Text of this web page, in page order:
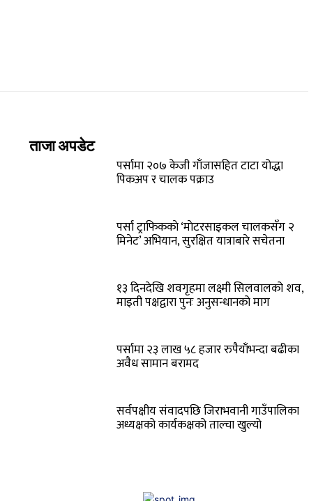
ताजा अपडेट
पर्सामा २०७ केजी गाँजासहित टाटा योद्धा
पिकअप र चालक पक्राउ
पर्सा ट्राफिककाे ‘माेटरसाइकल चालकसँग २
मिनेट’ अभियान, सुरक्षित यात्राबारे सचेतना
१३ दिनदेखि शवगृहमा लक्ष्मी सिलवालको शव,
माइती पक्षद्वारा पुनः अनुसन्धानको माग
पर्सामा २३ लाख ५८ हजार रुपैयाँभन्दा बढीका
अवैध सामान बरामद
सर्वपक्षीय संवादपछि जिराभवानी गाउँपालिका
अध्यक्षको कार्यकक्षको ताल्चा खुल्यो